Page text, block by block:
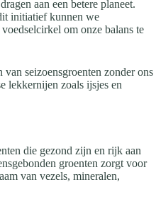
aan een betere planeet.
initiatief kunnen we
om onze balans te
seizoensgroenten zonder ons
lekkernijen zoals ijsjes en
die gezond zijn en rijk aan
groenten zorgt voor
van vezels, mineralen,